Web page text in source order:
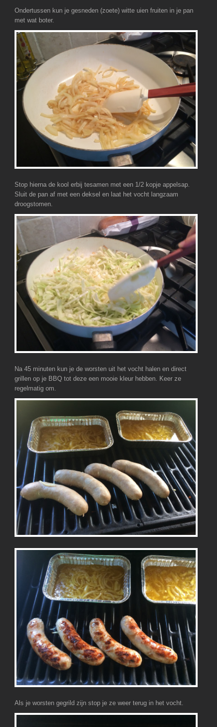
Ondertussen kun je gesneden (zoete) witte uien fruiten in je pan
met wat boter.
Stop hierna de kool erbij tesamen met een 1/2 kopje appelsap.
Sluit de pan af met een deksel en laat het vocht langzaam
droogstomen.
Na 45 minuten kun je de worsten uit het vocht halen en direct
grillen op je BBQ tot deze een mooie kleur hebben. Keer ze
regelmatig om.
Als je worsten gegrild zijn stop je ze weer terug in het vocht.